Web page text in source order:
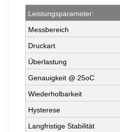
Leistungsparameter:
Messbereich
Druckart
Überlastung
Genauigkeit @ 25oC
Wiederholbarkeit
Hysterese
Langfristige Stabilität